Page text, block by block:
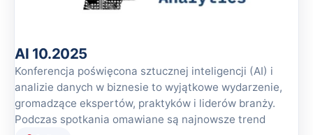
AI 10.2025
Konferencja poświęcona sztucznej inteligencji (AI) i
analizie danych w biznesie to wyjątkowe wydarzenie,
gromadzące ekspertów, praktyków i liderów branży.
Podczas spotkania omawiane są najnowsze trend